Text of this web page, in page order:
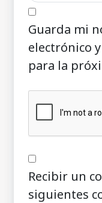
Guarda mi
electrónico
para la
Recibir un
siguientes